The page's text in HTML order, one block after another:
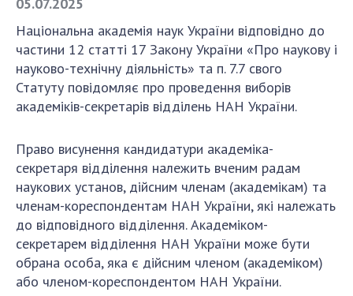
СТРУКТУРА
Президія НАН України
Апарат Президії
наук
Секція хімічних і біологічних наук
Секція суспільних і гуманітарних наук
Установи при Президії
Ради, комітети та комісії
Наукові центри МОН та НАН України
Громадські організації
Національна академія наук України відповідно до
частини 12 статті 17 Закону України «Про наукову і
науково-технічну діяльність» та п. 7.7 свого
Статуту повідомляє про проведення виборів
академіків-секретарів відділень НАН України.
Право висунення кандидатури академіка-
секретаря відділення належить вченим радам
наукових установ, дійсним членам (академікам) та
членам-кореспондентам НАН України, які належать
до відповідного відділення. Академіком-
секретарем відділення НАН України може бути
обрана особа, яка є дійсним членом (академіком)
або членом-кореспондентом НАН України.